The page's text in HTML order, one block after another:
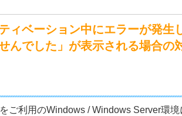
ティベーション中にエラーが発
んでした」が表示される場合の
ご利用のWindows / Windows Server環